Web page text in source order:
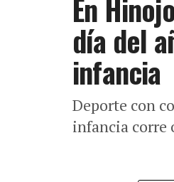
En
día del
infancia
Deporte con
infancia corre